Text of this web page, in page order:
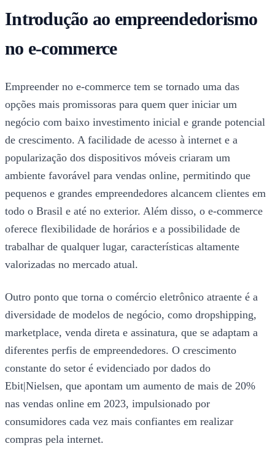
Introdução ao empreendedorismo
no e-commerce
Empreender no e-commerce tem se tornado uma das
opções mais promissoras para quem quer iniciar um
negócio com baixo investimento inicial e grande potencial
de crescimento. A facilidade de acesso à internet e a
popularização dos dispositivos móveis criaram um
ambiente favorável para vendas online, permitindo que
pequenos e grandes empreendedores alcancem clientes em
todo o Brasil e até no exterior. Além disso, o e-commerce
oferece flexibilidade de horários e a possibilidade de
trabalhar de qualquer lugar, características altamente
valorizadas no mercado atual.
Outro ponto que torna o comércio eletrônico atraente é a
diversidade de modelos de negócio, como dropshipping,
marketplace, venda direta e assinatura, que se adaptam a
diferentes perfis de empreendedores. O crescimento
constante do setor é evidenciado por dados do
Ebit|Nielsen, que apontam um aumento de mais de 20%
nas vendas online em 2023, impulsionado por
consumidores cada vez mais confiantes em realizar
compras pela internet.